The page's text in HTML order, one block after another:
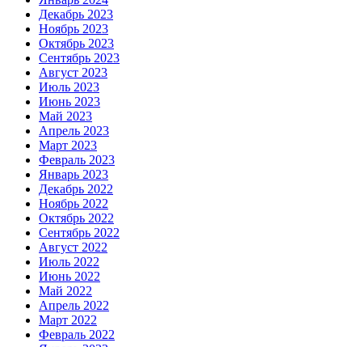
Декабрь 2023
Ноябрь 2023
Октябрь 2023
Сентябрь 2023
Август 2023
Июль 2023
Июнь 2023
Май 2023
Апрель 2023
Март 2023
Февраль 2023
Январь 2023
Декабрь 2022
Ноябрь 2022
Октябрь 2022
Сентябрь 2022
Август 2022
Июль 2022
Июнь 2022
Май 2022
Апрель 2022
Март 2022
Февраль 2022